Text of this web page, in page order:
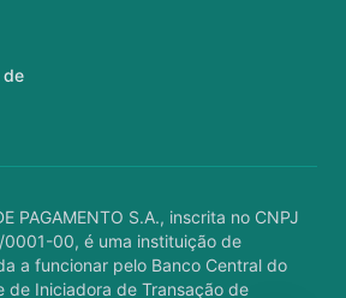
de
PAGAMENTO S.A., inscrita no CNPJ
00, é uma instituição de
a funcionar pelo Banco Central do
de Iniciadora de Transação de